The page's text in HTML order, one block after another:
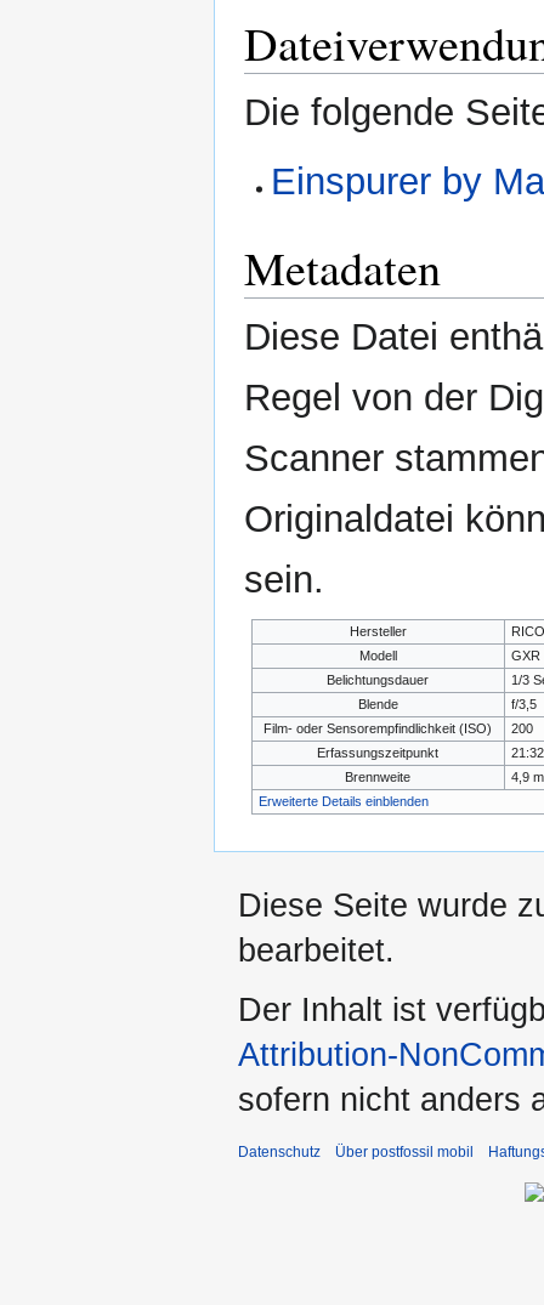
Die folgende
Einspurer by
Metadaten
Diese Datei
Regel von der
Scanner
Originaldatei
sein.
Hersteller
Modell
GXR
Belichtungsdauer
1/3
Blende
f/3,5
Film- oder Sensorempfindlichkeit (ISO)
200
Erfassungszeitpunkt
Brennweite
4,9
Erweiterte Details einblenden
Diese Seite wurde
bearbeitet.
Der Inhalt ist
Attribution-
sofern nicht anders
Datenschutz Über postfossil mobil